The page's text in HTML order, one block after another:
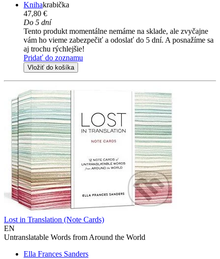
Knihakrabička
47,80 €
Do 5 dní
Tento produkt momentálne nemáme na sklade, ale zvyčajne
vám ho vieme zabezpečiť a odoslať do 5 dní. A posnažíme sa
aj trochu rýchlejšie!
Pridať do zoznamu
Vložiť do košíka
Lost in Translation (Note Cards)
EN
Untranslatable Words from Around the World
Ella Frances Sanders